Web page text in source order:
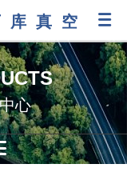
心
库真空